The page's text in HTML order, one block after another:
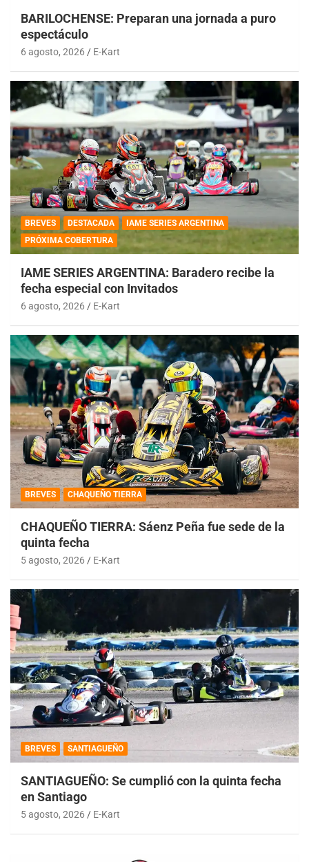
BARILOCHENSE: Preparan una jornada a puro
espectáculo
6 agosto, 2026 E-Kart
BREVES DESTACADA
IAME SERIES ARGENTINA
PRÓXIMA COBERTURA
IAME SERIES ARGENTINA: Baradero recibe la
fecha especial con Invitados
6 agosto, 2026 E-Kart
BREVES CHAQUEÑO TIERRA
CHAQUEÑO TIERRA: Sáenz Peña fue sede de la
quinta fecha
5 agosto, 2026 E-Kart
BREVES SANTIAGUEÑO
SANTIAGUEÑO: Se cumplió con la quinta fecha
en Santiago
5 agosto, 2026 E-Kart